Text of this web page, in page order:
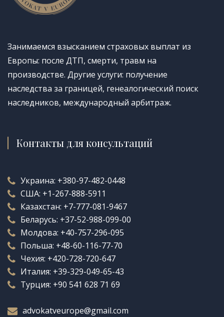
Занимаемся взысканием страховых выплат из
Европы: после ДТП, смерти, травм на
производстве. Другие услуги: получение
наследства за границей, генеалогический поиск
наследников, международный арбитраж.
Контакты для консультаций
Украина: +380-97-482-0448
США: +1-267-888-5911
Казахстан: +7-777-081-9467
Беларусь: +37-52-988-099-00
Молдова: +40-757-296-095
Польша: +48-60-116-77-70
Чехия: +420-728-720-647
Италия: +39-329-049-65-43
Турция: +90 541 628 71 69
advokatveurope@gmail.com